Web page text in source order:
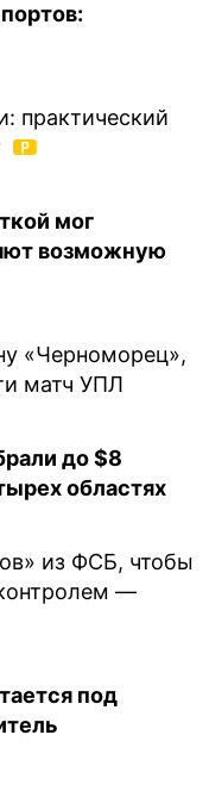
практический
мог
возможную
«Черноморец»,
матч УПЛ
до $8
областях
из ФСБ, чтобы
—
под